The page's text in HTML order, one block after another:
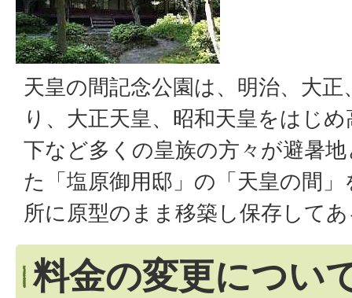
天皇の間記念公園は、明治、大
り、大正天皇、昭和天皇をはじ
下など多くの皇族の方々が避暑
た「塩原御用邸」の「天皇の間
所に原型のまま移築し保存して
料金の変更につい